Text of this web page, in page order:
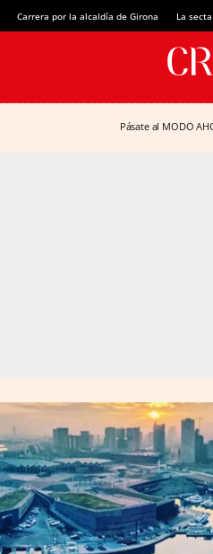
Carrera por la alcaldía de Girona La
Pásate al MODO